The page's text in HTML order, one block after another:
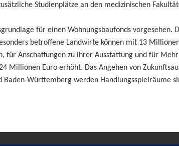
Studienplätze an den medizinischen
für einen Wohnungsbaufonds vorgesehen.
betroffene Landwirte können mit 13
Anschaffungen zu ihrer Ausstattung und für
Millionen Euro erhöht. Das Angehen von
Baden-Württemberg werden Handlungsspielräume